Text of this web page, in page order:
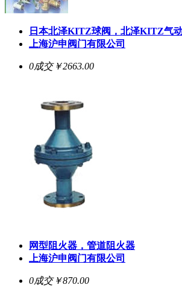
日本北泽KITZ球阀，北泽KITZ气
上海沪申阀门有限公司
0成交￥2663.00
网型阻火器，管道阻火器
上海沪申阀门有限公司
0成交￥870.00